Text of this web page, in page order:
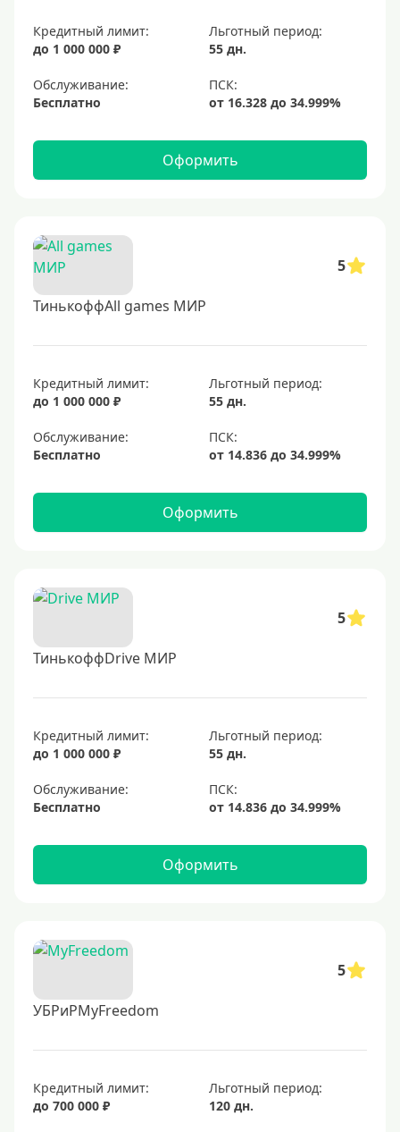
Кредитный лимит:
до 1 000 000 ₽
Льготный период:
55 дн.
Обслуживание:
Бесплатно
Оформить
5
ТинькоффAll games МИР
Кредитный лимит:
до 1 000 000 ₽
Льготный период:
55 дн.
Обслуживание:
Бесплатно
Оформить
5
ТинькоффDrive МИР
Кредитный лимит:
до 1 000 000 ₽
Льготный период:
55 дн.
Обслуживание:
Бесплатно
Оформить
5
УБРиРMyFreedom
Кредитный лимит:
до 700 000 ₽
Льготный период:
120 дн.